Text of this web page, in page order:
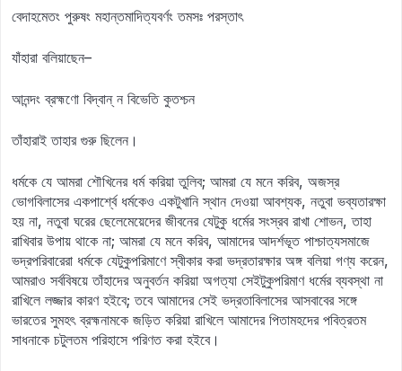
বেদাহমেতং পুরুষং মহান্তমাদিত্যবর্ণং তমসঃ পরস্তাৎ
যাঁহারা বলিয়াছেন–
আনন্দং ব্রহ্মণো বিদ্বান্‌ ন বিভেতি কুতশ্চন
তাঁহারাই তাহার গুরু ছিলেন।
ধর্মকে যে আমরা শৌখিনের ধর্ম করিয়া তুলিব; আমরা যে মনে করিব, অজস্র
ভোগবিলাসের একপার্শ্বে ধর্মকেও একটুখানি স্থান দেওয়া আবশ্যক, নতুবা ভব্যতারক্ষা
হয় না, নতুবা ঘরের ছেলেমেয়েদের জীবনের যেটুকু ধর্মের সংস্রব রাখা শোভন, তাহা
রাখিবার উপায় থাকে না; আমরা যে মনে করিব, আমাদের আদর্শভূত পাশ্চাত্যসমাজে
ভদ্রপরিবারেরা ধর্মকে যেটুকুপরিমাণে স্বীকার করা ভদ্রতারক্ষার অঙ্গ বলিয়া গণ্য করেন,
আমরাও সর্ববিষয়ে তাঁহাদের অনুবর্তন করিয়া অগত্যা সেইটুকুপরিমাণ ধর্মের ব্যবস্থা না
রাখিলে লজ্জার কারণ হইবে; তবে আমাদের সেই ভদ্রতাবিলাসের আসবাবের সঙ্গে
ভারতের সুমহৎ ব্রহ্মনামকে জড়িত করিয়া রাখিলে আমাদের পিতামহদের পবিত্রতম
সাধনাকে চটুলতম পরিহাসে পরিণত করা হইবে।